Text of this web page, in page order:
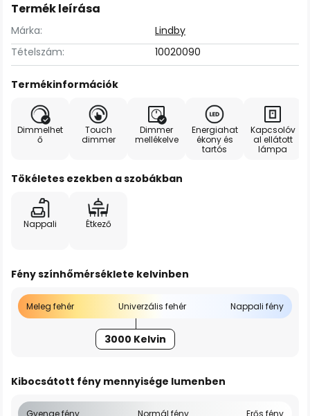
Termék leírása
Márka:
Lindby
Tételszám:
10020090
Termékinformációk
Dimmelhet
ő
Touch
dimmer
Dimmer
mellékelve
Energiahat
ékony és
tartós
Kapcsolóv
al ellátott
lámpa
Tökéletes ezekben a szobákban
Nappali Étkező
Fény színhőmérséklete kelvinben
Meleg fehér Univerzális fehér Nappali fény
3000 Kelvin
Kibocsátott fény mennyisége lumenben
Gyenge fény Normál fény Erős fény